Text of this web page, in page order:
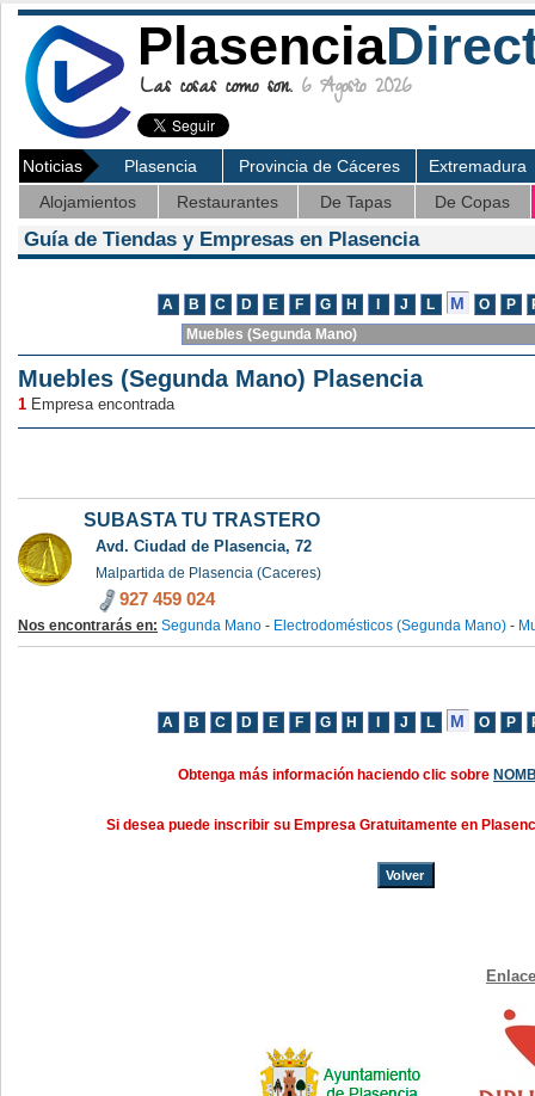
Plasencia
Las cosas como son. 6 Agosto 2026
Noticias Plasencia Provincia de Cáceres
Extremadura
Alojamientos
Restaurantes De Tapas De Copas
Guía de Tiendas y Empresas en Plasencia
Muebles (Segunda Mano) Plasencia
1 Empresa encontrada
SUBASTA TU TRASTERO
Avd. Ciudad de Plasencia, 72
Malpartida de Plasencia (Caceres)
927 459 024
Nos encontrarás en: Segunda Mano - Electrodomésticos (Segunda Mano) -
Obtenga más información haciendo clic sobre
Si desea puede inscribir su Empresa Gratuitamente en
Volver